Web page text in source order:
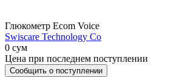
Глюкометр Ecom Voice
Swiscare Technology Co
0 сум
Цена при последнем поступлении
Сообщить о поступлении